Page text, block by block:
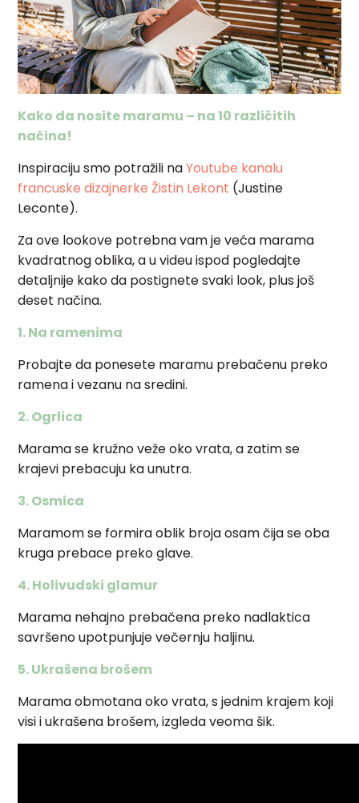
Kako da nosite maramu – na 10 različitih
načina!
Inspiraciju smo potražili naYoutube kanalu
francuske dizajnerke Žistin Lekont (Justine
Leconte).
Za ove lookove potrebna vam je veća marama
kvadratnog oblika, a u videu ispod pogledajte
detaljnije kako da postignete svaki look, plus još
deset načina.
1. Na ramenima
Probajte da ponesete maramu prebačenu preko
ramena i vezanu na sredini.
2. Ogrlica
Marama se kružno veže oko vrata, a zatim se
krajevi prebacuju ka unutra.
3. Osmica
Maramom se formira oblik broja osam čija se oba
kruga prebace preko glave.
4. Holivudski glamur
Marama nehajno prebačena preko nadlaktica
savršeno upotpunjuje večernju haljinu.
5. Ukrašena brošem
Marama obmotana oko vrata, s jednim krajem koji
visi i ukrašena brošem, izgleda veoma šik.